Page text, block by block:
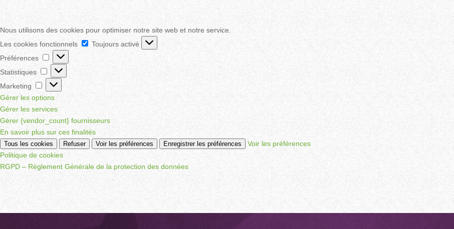
Nous utilisons des cookies pour optimiser notre site web et notre service.
Les cookies fonctionnels
Les
cookies
fonctionnels
Toujours activé
Préférences
Préférences
Statistiques Statistiques
Marketing
Marketing
Gérer les options
Gérer les services
Gérer {vendor_count} fournisseurs
En savoir plus sur ces finalités
Tous les cookies Refuser Voir les préférences Enregistrer les préférences
Voir les préférences
Politique de cookies
RGPD – Règlement Générale de la protection des données